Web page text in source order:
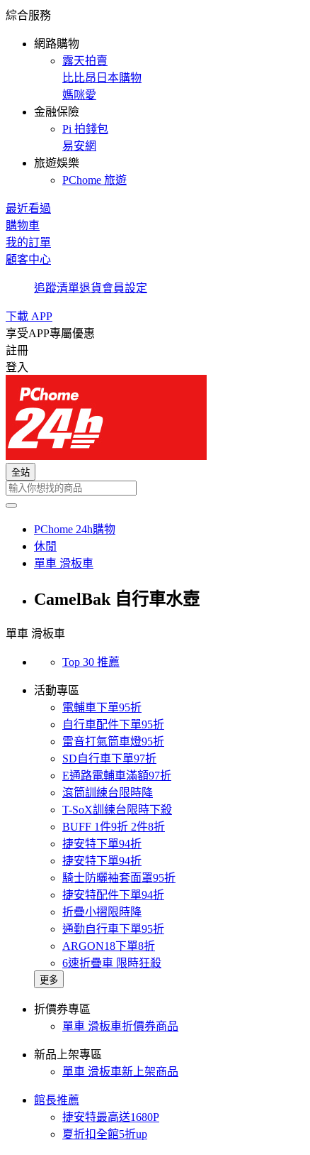
綜合服務
網路購物
露天拍賣
比比昂日本購物
媽咪愛
金融保險
Pi 拍錢包
易安網
旅遊娛樂
PChome 旅遊
最近看過
購物車
我的訂單
顧客中心
追蹤清單退貨會員設定
下載 APP
享受APP專屬優惠
註冊
登入
全站
PChome 24h購物
休閒
單車 滑板車
CamelBak 自行車水壺
單車 滑板車
Top 30 推薦
活動專區
電輔車下單95折
自行車配件下單95折
雷音打氣筒車燈95折
SD自行車下單97折
E通路電輔車滿額97折
滾筒訓練台限時降
T-SoX訓練台限時下殺
BUFF 1件9折 2件8折
捷安特下單94折
捷安特下單94折
騎士防曬袖套面罩95折
捷安特配件下單94折
折疊小摺限時降
通勤自行車下單95折
ARGON18下單8折
6速折疊車 限時狂殺
更多
折價券專區
單車 滑板車折價券商品
新品上架專區
單車 滑板車新上架商品
館長推薦
捷安特最高送1680P
夏折扣全館5折up